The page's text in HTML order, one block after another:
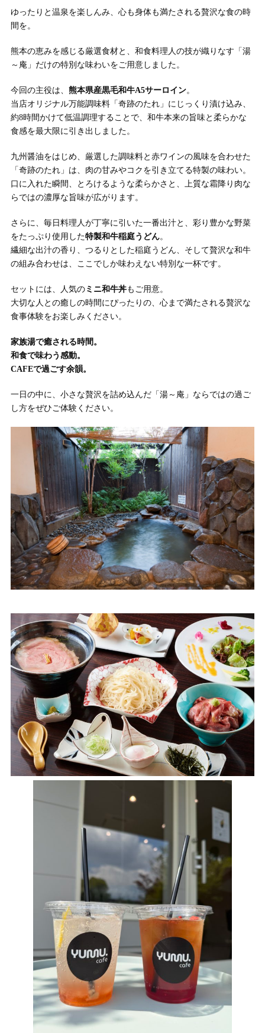
ゆったりと温泉を楽しんみ、心も身体も満たされる贅沢な食の時
間を。
熊本の恵みを感じる厳選食材と、和食料理人の技が織りなす「湯
～庵」だけの特別な味わいをご用意しました。
今回の主役は、 熊本県産黒毛和牛A5サーロイン。
当店オリジナル万能調味料「奇跡のたれ」にじっくり漬け込み、
約8時間かけて低温調理することで、和牛本来の旨味と柔らかな
食感を最大限に引き出しました。
九州醤油をはじめ、厳選した調味料と赤ワインの風味を合わせた
「奇跡のたれ」は、肉の甘みやコクを引き立てる特製の味わい。
口に入れた瞬間、とろけるような柔らかさと、上質な霜降り肉な
らではの濃厚な旨味が広がります。
さらに、毎日料理人が丁寧に引いた一番出汁と、彩り豊かな野菜
をたっぷり使用した特製和牛稲庭うどん。
繊細な出汁の香り、つるりとした稲庭うどん、そして贅沢な和牛
の組み合わせは、ここでしか味わえない特別な一杯です。
セットには、人気のミニ和牛丼もご用意。
大切な人との癒しの時間にぴったりの、心まで満たされる贅沢な
食事体験をお楽しみください。
家族湯で癒される時間。
和食で味わう感動。
CAFEで過ごす余韻。
一日の中に、小さな贅沢を詰め込んだ「湯～庵」ならではの過ご
し方をぜひご体験ください。